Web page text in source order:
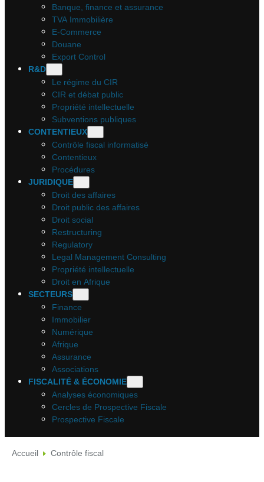
Banque, finance et assurance
TVA Immobilière
E-Commerce
Douane
Export Control
R&D
Le régime du CIR
CIR et débat public
Propriété intellectuelle
Subventions publiques
CONTENTIEUX
Contrôle fiscal informatisé
Contentieux
Procédures
JURIDIQUE
Droit des affaires
Droit public des affaires
Droit social
Restructuring
Regulatory
Legal Management Consulting
Propriété intellectuelle
Droit en Afrique
SECTEURS
Finance
Immobilier
Numérique
Afrique
Assurance
Associations
FISCALITÉ & ÉCONOMIE
Analyses économiques
Cercles de Prospective Fiscale
Prospective Fiscale
Accueil Contrôle fiscal